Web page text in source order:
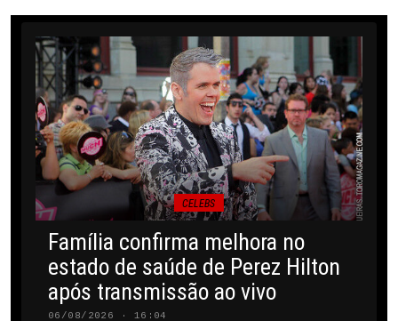
CELEBS
Família confirma melhora no
estado de saúde de Perez Hilton
após transmissão ao vivo
06/08/2026 · 16:04